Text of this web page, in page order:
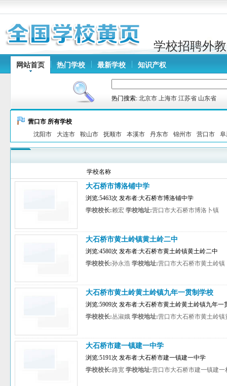
学校招聘外教
网站首页 热门学校 最新学校 知识产权
热门搜索: 北京市 上海市 江苏省 山东省
营口市 所有学校
沈阳市
大连市 鞍山市 抚顺市 本溪市 丹东市 锦州市 营口市
学校名称
大石桥市博洛铺中学
浏览:5463次 发布者:大石桥市博洛铺中学
学校校长:赖宏 学校地址:营口市大石桥市博洛卜镇
大石桥市黄土岭镇黄土岭二中
浏览:4580次 发布者:大石桥市黄土岭镇黄土岭二中
学校校长:孙永浩 学校地址:营口市大石桥市黄土岭镇
大石桥市黄土岭黄土岭镇九年一贯制学校
浏览:5909次 发布者:大石桥市黄土岭黄土岭镇九年一
学校校长:丛淑娥 学校地址:营口市大石桥市黄土岭镇
大石桥市建一镇建一中学
浏览:5191次 发布者:大石桥市建一镇建一中学
学校校长:路宽 学校地址:营口市大石桥市建一镇建一